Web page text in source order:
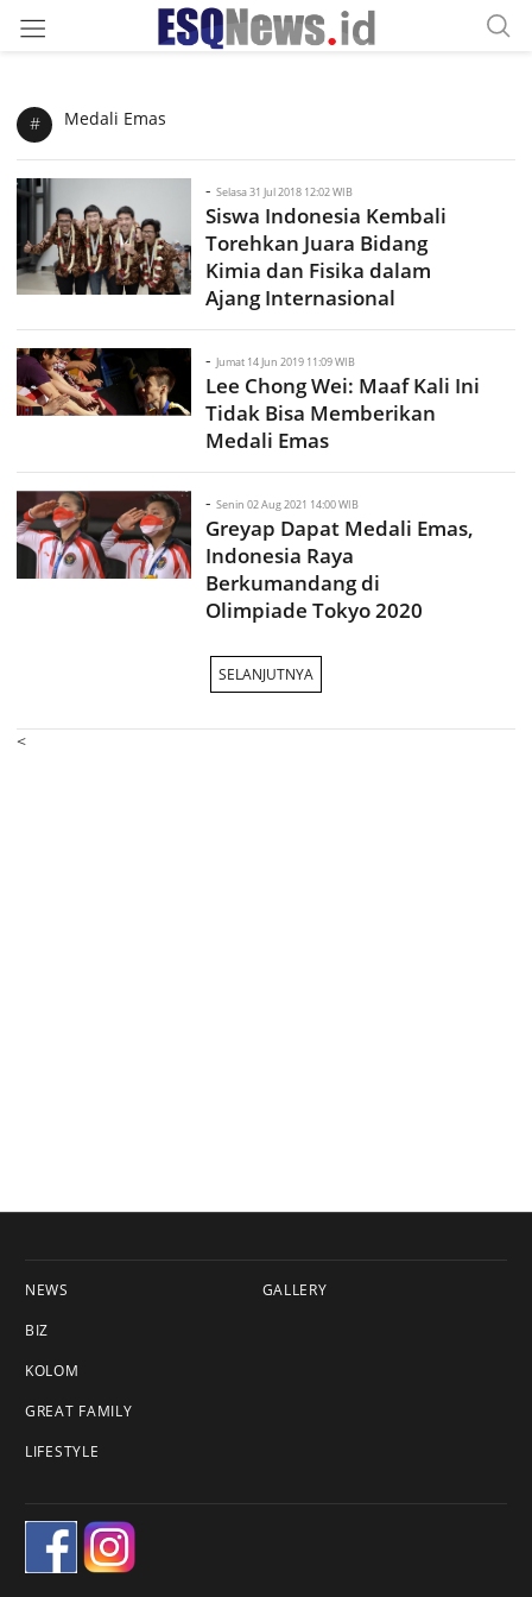
# Medali Emas
- Selasa 31 Jul 2018 12:02 WIB
Siswa Indonesia Kembali
Torehkan Juara Bidang
Kimia dan Fisika dalam
Ajang Internasional
- Jumat 14 Jun 2019 11:09 WIB
Lee Chong Wei: Maaf Kali Ini
Tidak Bisa Memberikan
Medali Emas
- Senin 02 Aug 2021 14:00 WIB
Greyap Dapat Medali Emas,
Indonesia Raya
Berkumandang di
Olimpiade Tokyo 2020
SELANJUTNYA
<
NEWS
BIZ
KOLOM
GREAT FAMILY
LIFESTYLE
GALLERY